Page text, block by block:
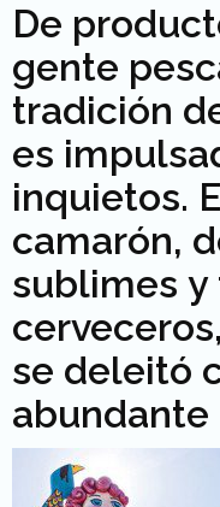
De
gente
tradición
es
inquietos.
camarón,
sublimes
se deleitó
abundante